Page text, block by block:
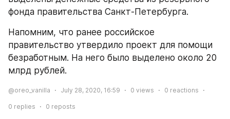
фонда правительства Санкт-Петербурга.
Напомним, что ранее российское
правительство утвердило проект для помощи
безработным. На него было выделено около 20
млрд рублей.
@oreo_vanilla July 28, 2020, 16:59 0 views 0 reactions
0 replies 0 reposts